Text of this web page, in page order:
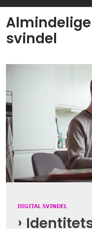
svindel
DIGITAL SVINDEL